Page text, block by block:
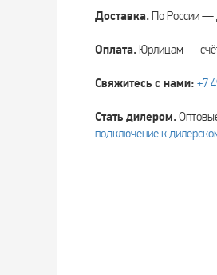
Доставка.По России —
Оплата. Юрлицам —
Свяжитесь с нами: +7
Стать дилером.
подключение к